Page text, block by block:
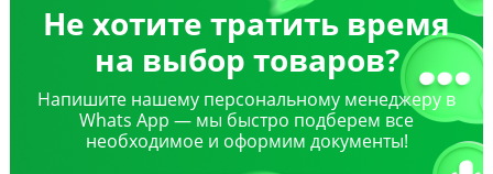
Не хотите тратить время
на выбор товаров?
Напишите нашему персональному менеджеру в
Whats App — мы быстро подберем все
необходимое и оформим документы!